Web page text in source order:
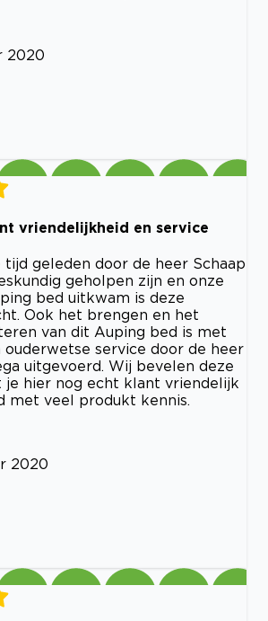
2020
vriendelijkheid en service
tijd geleden door de heer Schaap
geholpen zijn en onze
bed uitkwam is deze
Ook het brengen en het
van dit Auping bed is met
ouderwetse service door de heer
uitgevoerd. Wij bevelen deze
je hier nog echt klant vriendelijk
met veel produkt kennis.
2020